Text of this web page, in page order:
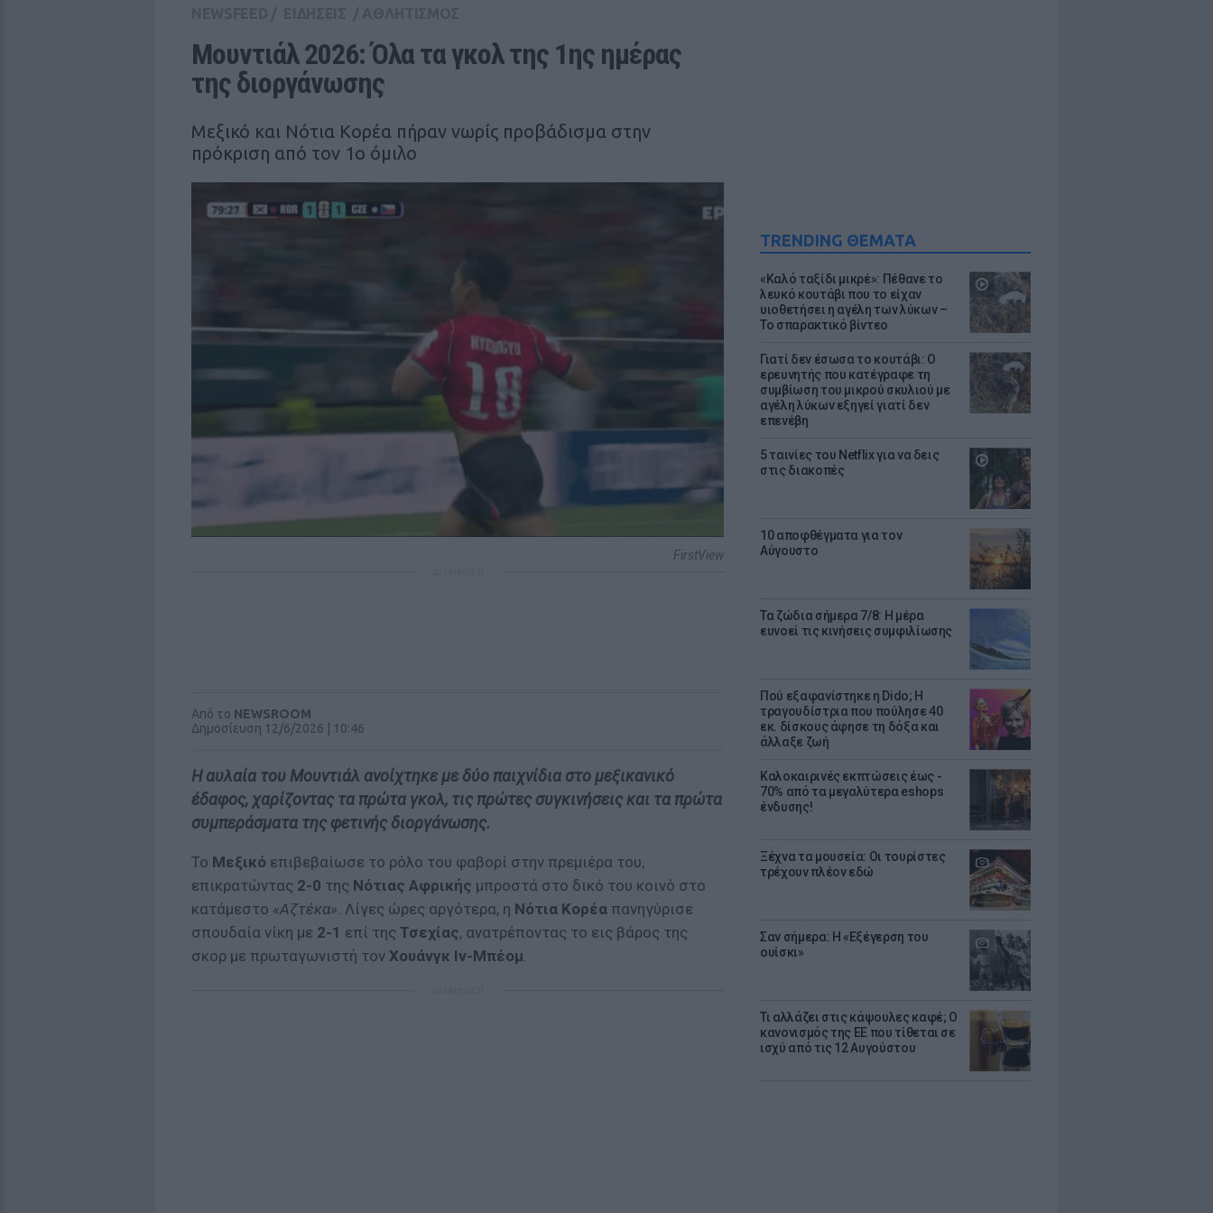
TRENDING ΘΕΜΑΤΑ
«Καλό ταξίδι μικρέ»: Πέθανε το
λευκό κουτάβι που το είχαν
υιοθετήσει η αγέλη των λύκων –
Το σπαρακτικό βίντεο
Γιατί δεν έσωσα το κουτάβι: Ο
ερευνητής που κατέγραφε τη
συμβίωση του μικρού σκυλιού με
αγέλη λύκων εξηγεί γιατί δεν
επενέβη
5 ταινίες του Netflix για να δεις
στις διακοπές
10 αποφθέγματα για τον
Αύγουστο
Τα ζώδια σήμερα 7/8: Η μέρα
ευνοεί τις κινήσεις συμφιλίωσης
Πού εξαφανίστηκε η Dido; Η
τραγουδίστρια που πούλησε 40
εκ. δίσκους άφησε τη δόξα και
άλλαξε ζωή
Καλοκαιρινές εκπτώσεις έως -
70% από τα μεγαλύτερα eshops
ένδυσης!
Ξέχνα τα μουσεία: Οι τουρίστες
τρέχουν πλέον εδώ
Σαν σήμερα: Η «Εξέγερση του
ουίσκι»
Τι αλλάζει στις κάψουλες καφέ; Ο
κανονισμός της ΕΕ που τίθεται σε
ισχύ από τις 12 Αυγούστου
Μουντιάλ 2026: Όλα τα γκολ της 1ης ημέρας
της διοργάνωσης
Μεξικό και Νότια Κορέα πήραν νωρίς προβάδισμα στην
πρόκριση από τον 1ο όμιλο
FirstView
Από το NEWSROOM
Δημοσίευση 12/6/2026 | 10:46
Η αυλαία του Μουντιάλ ανοίχτηκε με δύο παιχνίδια στο μεξικανικό
έδαφος, χαρίζοντας τα πρώτα γκολ, τις πρώτες συγκινήσεις και τα πρώτα
συμπεράσματα της φετινής διοργάνωσης.
Το Μεξικό επιβεβαίωσε το ρόλο του φαβορί στην πρεμιέρα του,
επικρατώντας 2-0 της Νότιας Αφρικής μπροστά στο δικό του κοινό στο
κατάμεστο «Αζτέκα». Λίγες ώρες αργότερα, η Νότια Κορέα πανηγύρισε
σπουδαία νίκη με 2-1 επί της Τσεχίας, ανατρέποντας το εις βάρος της
σκορ με πρωταγωνιστή τον Χουάνγκ Ιν-Μπέομ.